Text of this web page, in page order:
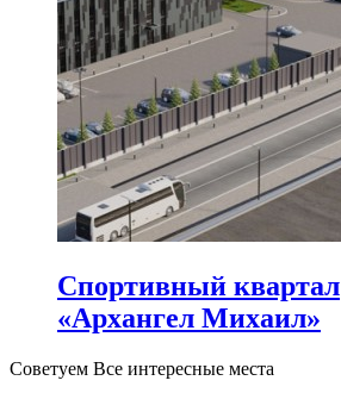
Спортивный квартал
«Архангел Михаил»
Советуем Все интересные места